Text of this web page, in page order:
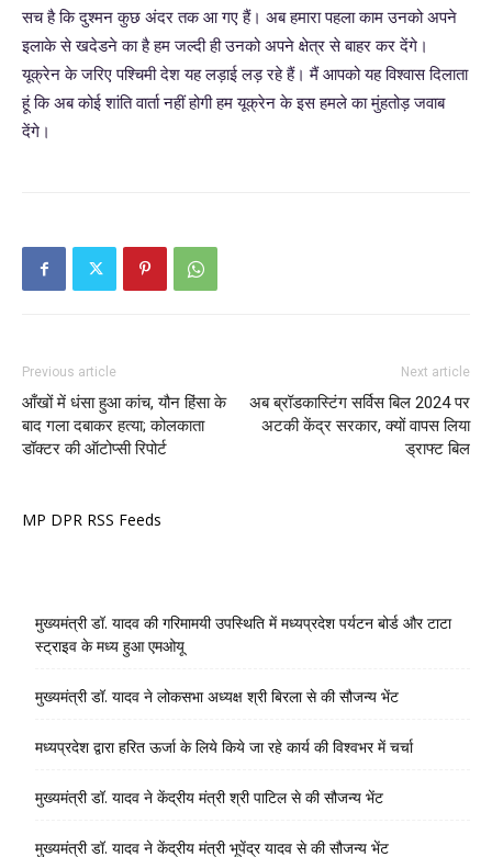
सच है कि दुश्मन कुछ अंदर तक आ गए हैं। अब हमारा पहला काम उनको अपने
इलाके से खदेडने का है हम जल्दी ही उनको अपने क्षेत्र से बाहर कर देंगे।
यूक्रेन के जरिए पश्चिमी देश यह लड़ाई लड़ रहे हैं। मैं आपको यह विश्वास दिलाता
हूं कि अब कोई शांति वार्ता नहीं होगी हम यूक्रेन के इस हमले का मुंहतोड़ जवाब
देंगे।
Previous article
आँखों में धंसा हुआ कांच, यौन हिंसा के
बाद गला दबाकर हत्या; कोलकाता
डॉक्टर की ऑटोप्सी रिपोर्ट
Next article
अब ब्रॉडकास्टिंग सर्विस बिल 2024 पर
अटकी केंद्र सरकार, क्यों वापस लिया
ड्राफ्ट बिल
MP DPR RSS Feeds
मुख्यमंत्री डॉ. यादव की गरिमामयी उपस्थिति में मध्यप्रदेश पर्यटन बोर्ड और टाटा
स्ट्राइव के मध्य हुआ एमओयू
मुख्यमंत्री डॉ. यादव ने लोकसभा अध्यक्ष श्री बिरला से की सौजन्य भेंट
मध्यप्रदेश द्वारा हरित ऊर्जा के लिये किये जा रहे कार्य की विश्वभर में चर्चा
मुख्यमंत्री डॉ. यादव ने केंद्रीय मंत्री श्री पाटिल से की सौजन्य भेंट
मुख्यमंत्री डॉ. यादव ने केंद्रीय मंत्री भूपेंद्र यादव से की सौजन्य भेंट